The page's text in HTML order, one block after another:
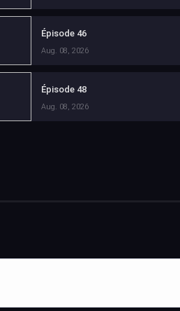
Épisode 46
Aug. 08, 2026
Épisode 48
Aug. 08, 2026